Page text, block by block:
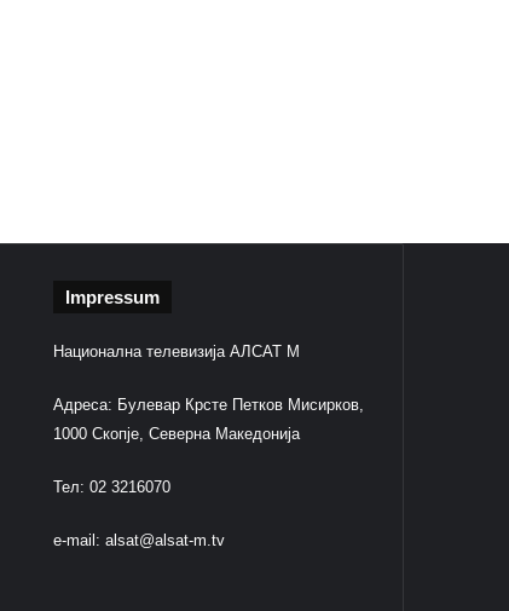
Impressum
Национална телевизија АЛСАТ М
Адреса: Булевар Крсте Петков Мисирков,
1000 Скопје, Северна Македонија
Тел: 02 3216070
e-mail: alsat@alsat-m.tv